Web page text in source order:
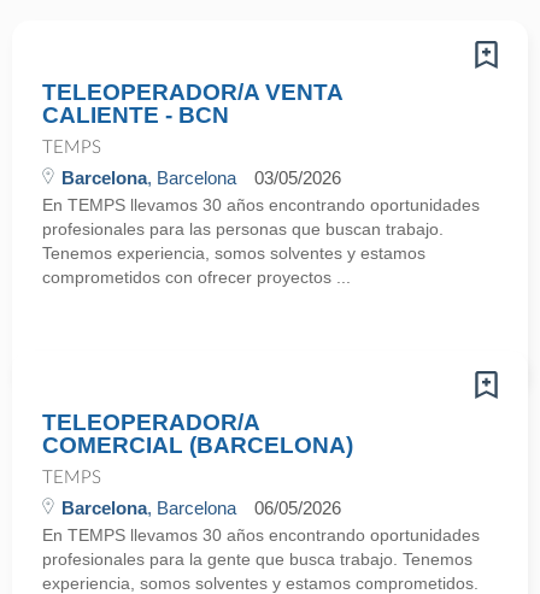
TELEOPERADOR/A VENTA
CALIENTE - BCN
TEMPS
Barcelona, Barcelona 03/05/2026
En TEMPS llevamos 30 años encontrando oportunidades
profesionales para las personas que buscan trabajo.
Tenemos experiencia, somos solventes y estamos
comprometidos con ofrecer proyectos ...
TELEOPERADOR/A
COMERCIAL (BARCELONA)
TEMPS
Barcelona, Barcelona 06/05/2026
En TEMPS llevamos 30 años encontrando oportunidades
profesionales para la gente que busca trabajo. Tenemos
experiencia, somos solventes y estamos comprometidos.